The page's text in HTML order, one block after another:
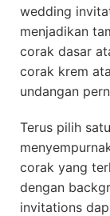
wedding
menjadikan
corak dasar
corak krem
undangan
Terus pilih
corak yang
dengan
invitations